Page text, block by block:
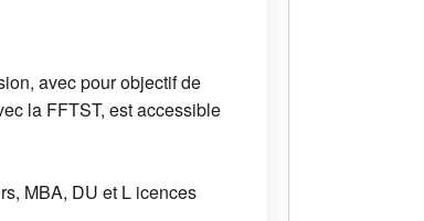
avec pour objectif de
la FFTST, est accessible
MBA, DU et L icences